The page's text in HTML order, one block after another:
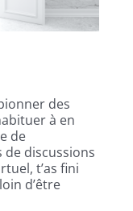
des
à en
de
de discussions
t’as fini
d’être